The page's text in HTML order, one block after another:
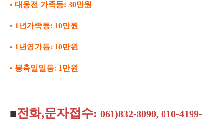
• 대웅전 가족등: 30만원
• 1 년가족등: 10만원
• 1 년영가등: 10만원
• 봉축일일등: 1만원
■전화,문자접수: 061)832-8090, 010-4199-